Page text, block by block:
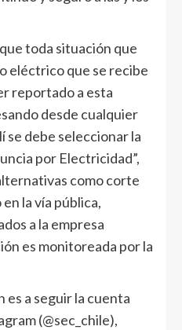
toda situación que
eléctrico que se recibe
reportado a esta
desde cualquier
se debe seleccionar la
por Electricidad”,
como corte
la vía pública,
a la empresa
es monitoreada por la
es a seguir la cuenta
(@sec_chile),